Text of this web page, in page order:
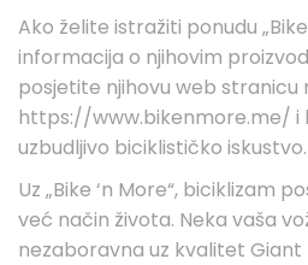
Ako želite istražiti ponudu
informacija o njihovim
posjetite njihovu web stranicu
https://www.bikenmore.me/ i
uzbudljivo biciklističko iskustvo.
Uz „Bike ‘n More“, biciklizam
već način života. Neka vaša
nezaboravna uz kvalitet Giant